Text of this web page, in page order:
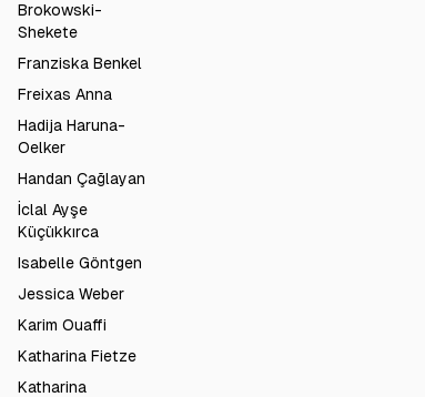
Brokowski-
Shekete
Franziska Benkel
Freixas Anna
Hadija Haruna-
Oelker
Handan Çağlayan
İclal Ayşe
Küçükkırca
Isabelle Göntgen
Jessica Weber
Karim Ouaffi
Katharina Fietze
Katharina